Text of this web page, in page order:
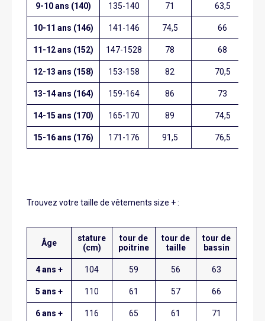
9-10 ans (140) 135-140 71 63,5
10-11 ans (146) 141-146 74,5 66
11-12 ans (152) 147-1528 78 68
12-13 ans (158) 153-158 82 70,5
13-14 ans (164) 159-164 86 73
14-15 ans (170) 165-170 89 74,5
15-16 ans (176) 171-176 91,5 76,5
Trouvez votre taille de vêtements size + :
Âge
stature
(cm)
tour de
poitrine
tour de
taille
tour de
bassin
4 ans + 104 59 56 63
5 ans + 110 61 57 66
6 ans + 116 65 61 71